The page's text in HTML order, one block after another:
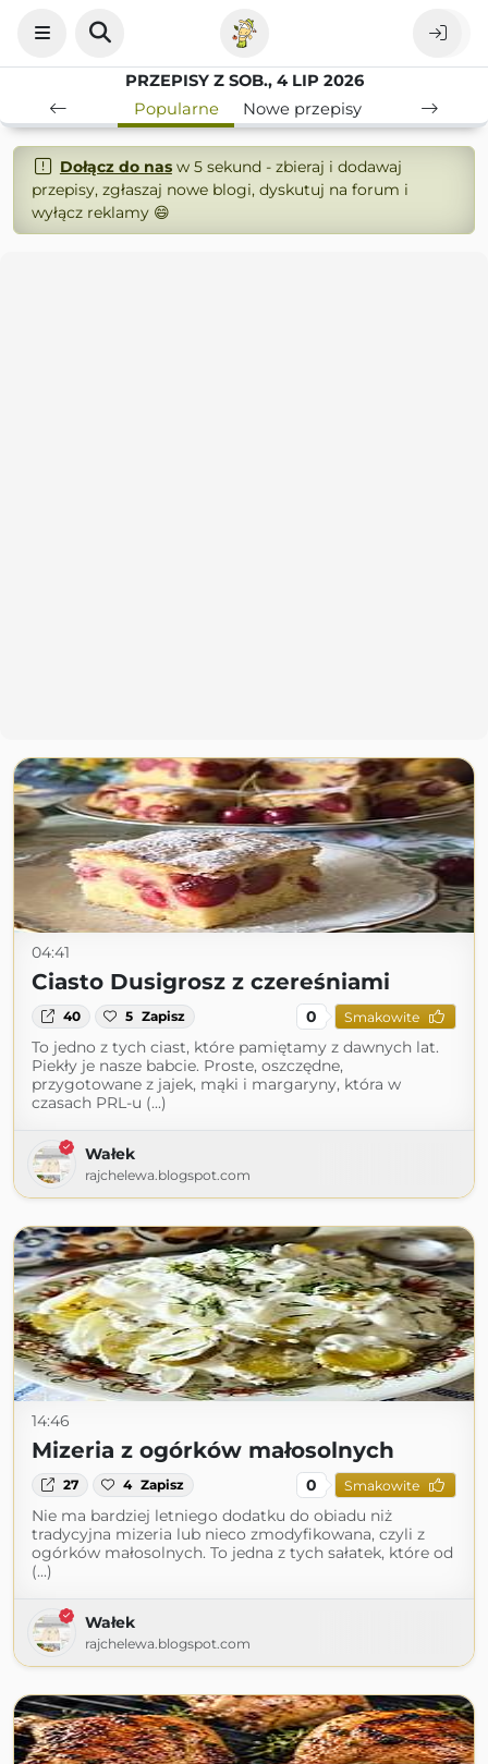
PRZEPISY Z SOB., 4 LIP 2026
Popularne
Nowe przepisy
Dołącz do nasw 5 sekund - zbieraj i dodawaj
przepisy, zgłaszaj nowe blogi, dyskutuj na forum i
wyłącz reklamy 😄
04:41
Ciasto Dusigrosz z czereśniami
40 5 Zapisz 0 Smakowite
To jedno z tych ciast, które pamiętamy z dawnych lat.
Piekły je nasze babcie. Proste, oszczędne,
przygotowane z jajek, mąki i margaryny, która w
czasach PRL-u (...)
Wałek
rajchelewa.blogspot.com
14:46
Mizeria z ogórków małosolnych
27 4 Zapisz 0 Smakowite
Nie ma bardziej letniego dodatku do obiadu niż
tradycyjna mizeria lub nieco zmodyfikowana, czyli z
ogórków małosolnych. To jedna z tych sałatek, które od
(...)
Wałek
rajchelewa.blogspot.com